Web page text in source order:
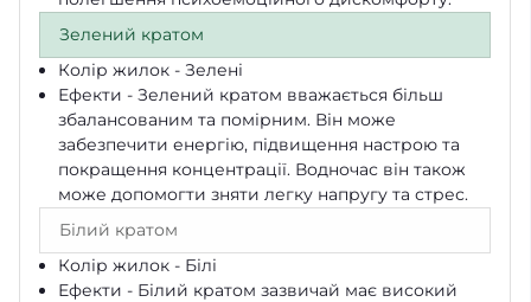
Зелений кратом
Колір жилок - Зелені
Ефекти - Зелений кратом вважається більш
збалансованим та помірним. Він може
забезпечити енергію, підвищення настрою та
покращення концентрації. Водночас він також
може допомогти зняти легку напругу та стрес.
Білий кратом
Колір жилок - Білі
Ефекти - Білий кратом зазвичай має високий